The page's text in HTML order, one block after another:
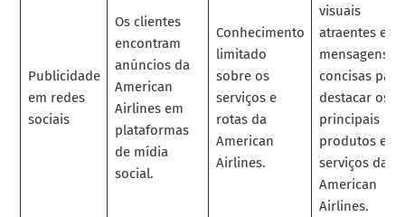
Publicidade
em redes
sociais
Os clientes
encontram
anúncios da
American
Airlines em
plataformas
de mídia
social.
Conhecimento
limitado
sobre os
serviços e
rotas da
American
Airlines.
visuais
atraentes e
mensagens
concisas para
destacar os
principais
produtos e
serviços da
American
Airlines.